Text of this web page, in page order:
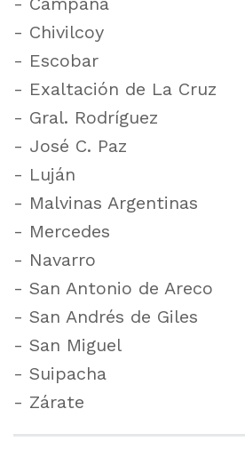
a
la
navegación
- Chivilcoy
- Escobar
- Exaltación de La Cruz
- Gral. Rodríguez
- José C. Paz
- Luján
- Malvinas Argentinas
- Mercedes
- Navarro
- San Antonio de Areco
- San Andrés de Giles
- San Miguel
- Suipacha
- Zárate